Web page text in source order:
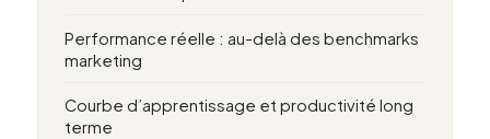
Performance réelle : au-delà des benchmarks
marketing
Courbe d’apprentissage et productivité long
terme